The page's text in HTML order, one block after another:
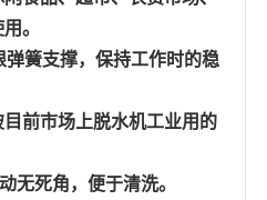
。
簧支撑，保持工作时的稳
前市场上脱水机工业用的
无死角，便于清洗。